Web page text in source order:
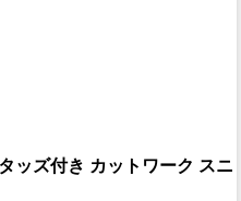
ッズ付き カットワーク スニ